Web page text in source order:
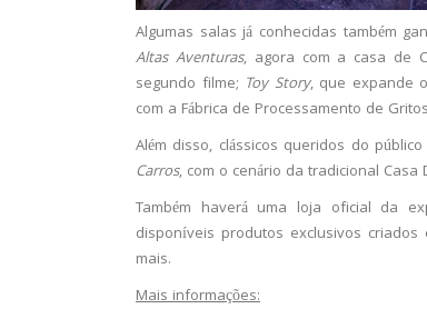
Algumas salas já conhecidas também
Altas Aventuras, agora com a casa de
segundo filme; Toy Story, que expande
com a Fábrica de Processamento de
Além disso, clássicos queridos do
Carros, com o cenário da tradicional Casa
Também haverá uma loja oficial da
disponíveis produtos exclusivos
mais.
Mais informações: